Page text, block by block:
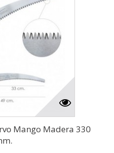
Mango Madera 330